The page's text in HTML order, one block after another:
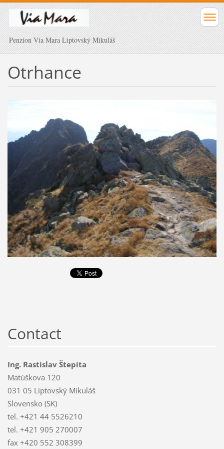
Penzion Via Mara Liptovský Mikuláš
Otrhance
Contact
Ing. Rastislav Štepita
Matúškova 120
031 05 Liptovský Mikuláš
Slovensko (SK)
tel. +421 44 5526210
tel. +421 905 270007
fax +420 552 308399